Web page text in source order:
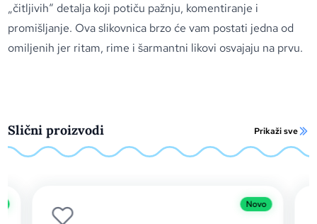
„čitljivih“ detalja koji potiču pažnju, komentiranje i
promišljanje. Ova slikovnica brzo će vam postati jedna od
omiljenih jer ritam, rime i šarmantni likovi osvajaju na prvu.
Slični proizvodi Prikaži sve
Novo